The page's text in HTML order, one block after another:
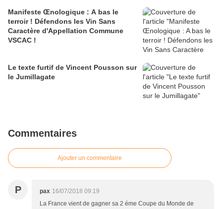
Manifeste Œnologique : A bas le
terroir ! Défendons les Vin Sans
Caractère d'Appellation Commune
VSCAC !
Le texte furtif de Vincent Pousson sur
le Jumillagate
Commentaires
Ajouter un commentaire
P pax 16/07/2018 09:19
La France vient de gagner sa 2 éme Coupe du Monde de